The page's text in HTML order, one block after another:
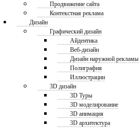
Продвижение сайта
Контекстная реклама
Дизайн
Графический дизайн
Айдентика
Веб-дизайн
Дизайн наружной рекламы
Полиграфия
Иллюстрации
3D дизайн
3D Туры
3D моделирование
3D анимация
3D архитектура